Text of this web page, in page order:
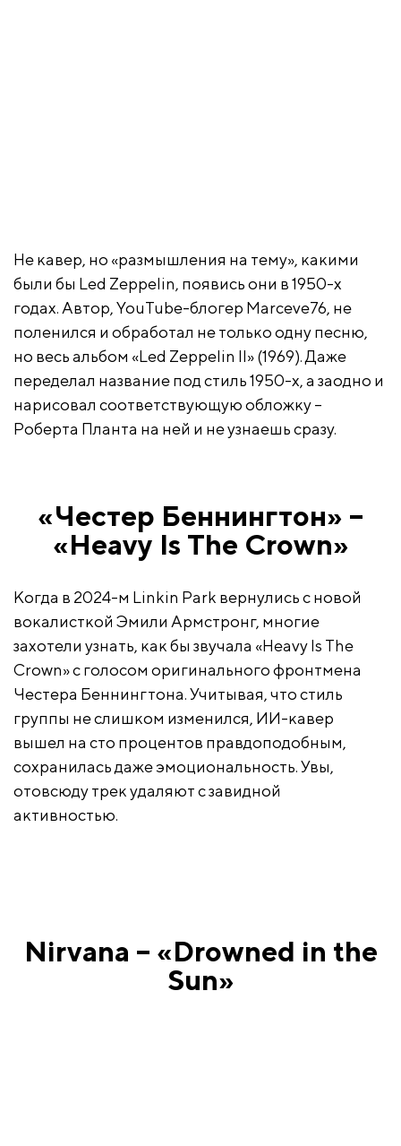
Не кавер, но «размышления на тему», какими
были бы Led Zeppelin, появись они в 1950-х
годах. Автор, YouTube-блогер Marceve76, не
поленился и обработал не только одну песню,
но весь альбом «Led Zeppelin II» (1969). Даже
переделал название под стиль 1950-х, а заодно и
нарисовал соответствующую обложку –
Роберта Планта на ней и не узнаешь сразу.
«Честер Беннингтон» –
«Heavy Is The Crown»
Когда в 2024-м Linkin Park вернулись с новой
вокалисткой Эмили Армстронг, многие
захотели узнать, как бы звучала «Heavy Is The
Crown» с голосом оригинального фронтмена
Честера Беннингтона. Учитывая, что стиль
группы не слишком изменился, ИИ-кавер
вышел на сто процентов правдоподобным,
сохранилась даже эмоциональность. Увы,
отовсюду трек удаляют с завидной
активностью.
Nirvana – «Drowned in the
Sun»